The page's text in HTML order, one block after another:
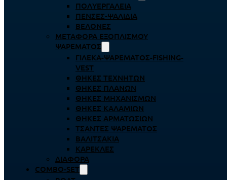
ΠΟΛΥΕΡΓΑΛΕΊΑ
ΠΈΝΣΕΣ-ΨΑΛΊΔΙΑ
ΒΕΛΌΝΕΣ
ΜΕΤΑΦΟΡΆ ΕΞΟΠΛΙΣΜΟΎ
ΨΑΡΈΜΑΤΟΣ
ΓΙΛΈΚΑ-ΨΑΡΈΜΑΤΟΣ-FISHING-
VEST
ΘΉΚΕΣ ΤΕΧΝΗΤΏΝ
ΘΉΚΕΣ ΠΛΆΝΩΝ
ΘΉΚΕΣ ΜΗΧΑΝΙΣΜΏΝ
ΘΉΚΕΣ ΚΑΛΑΜΙΏΝ
ΘΉΚΕΣ ΑΡΜΑΤΩΣΙΏΝ
ΤΣΆΝΤΕΣ ΨΑΡΈΜΑΤΟΣ
ΒΑΛΙΤΣΆΚΙΑ
ΚΑΡΈΚΛΕΣ
ΔΙΆΦΟΡΑ
COMBO-SET